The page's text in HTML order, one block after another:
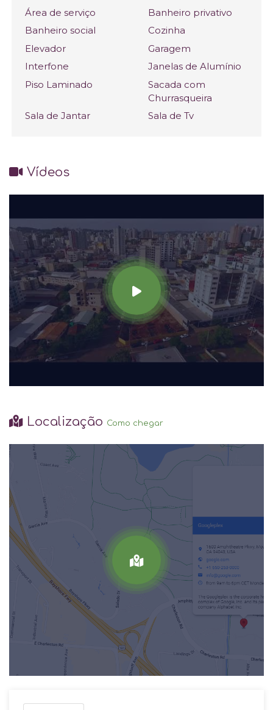
Área de serviço
Banheiro privativo
Banheiro social
Cozinha
Elevador
Garagem
Interfone
Janelas de Alumínio
Piso Laminado
Sacada com
Churrasqueira
Sala de Jantar
Sala de Tv
Vídeos
Localização Como chegar